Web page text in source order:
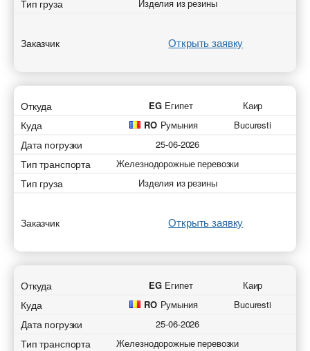
Тип груза Изделия из резины
Заказчик Открыть заявку
Откуда EG Египет Каир
Куда RO Румыния Bucuresti
Дата погрузки 25-06-2026
Тип транспорта Железнодорожные перевозки
Тип груза Изделия из резины
Заказчик Открыть заявку
Откуда EG Египет Каир
Куда RO Румыния Bucuresti
Дата погрузки 25-06-2026
Тип транспорта Железнодорожные перевозки